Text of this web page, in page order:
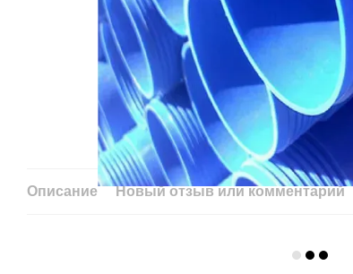
Описание Новый отзыв или комментарий